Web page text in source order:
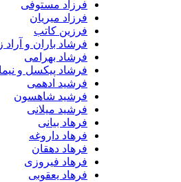
فرزاد مستوفی
فرزاد میریان
فرزین کاتب
فرشاد باران و آراد زارعی
فرشاد بهرامی
فرشاد پیکسل و نیما اهورا
فرشید ادهمی
فرشید شاهسون
فرشید میلانی
فرهاد بیانی
فرهاد داروغه
فرهاد دهقان
فرهاد فیروزی
فرهاد یعقوبی